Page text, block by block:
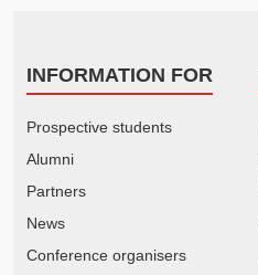
INFORMATION FOR
Prospective students
Alumni
Partners
News
Conference organisers